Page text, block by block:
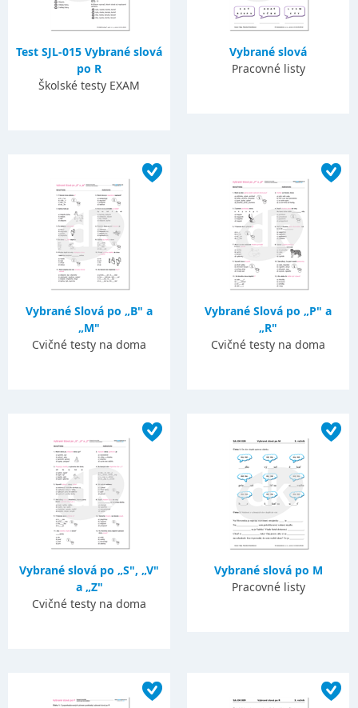
Test SJL-015 Vybrané slová
po R
Školské testy EXAM
Vybrané slová
Pracovné listy
Vybrané Slová po „B" a
„M"
Cvičné testy na doma
Vybrané Slová po „P" a
„R"
Cvičné testy na doma
Vybrané slová po „S", „V"
a „Z"
Cvičné testy na doma
Vybrané slová po M
Pracovné listy